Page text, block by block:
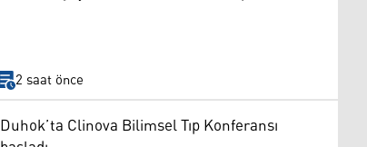
2 saat önce
Duhok’ta Clinova Bilimsel Tıp Konferansı